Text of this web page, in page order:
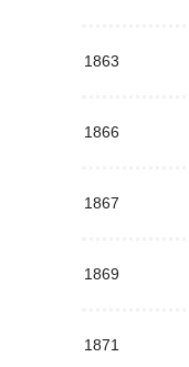
1863
1866
1867
1869
1871